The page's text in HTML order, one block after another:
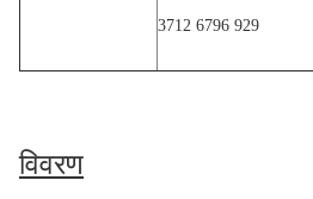
3712 6796 929
विवरण